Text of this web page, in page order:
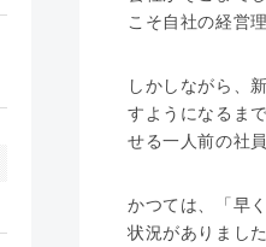
こそ自社の経営
しかしながら、
すようになるま
せる一人前の社
かつては、「早
状況がありまし